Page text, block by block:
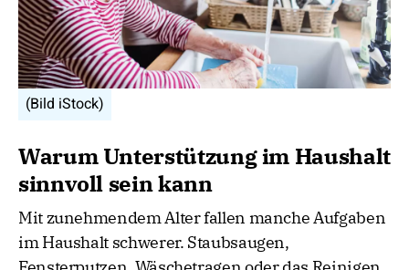
(Bild iStock)
Warum Unterstützung im Haushalt
sinnvoll sein kann
Mit zunehmendem Alter fallen manche Aufgaben
im Haushalt schwerer. Staubsaugen,